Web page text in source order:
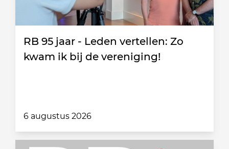
RB 95 jaar - Leden vertellen: Zo
kwam ik bij de vereniging!
6 augustus 2026